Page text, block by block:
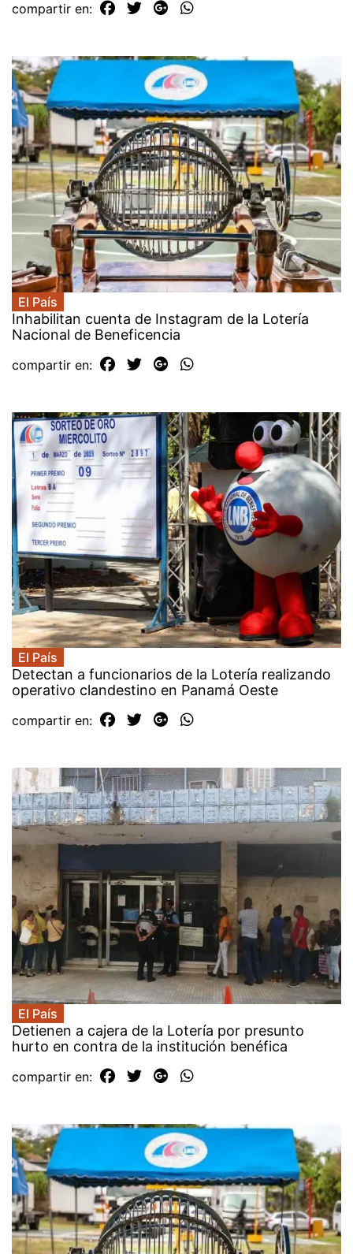
compartir en:
El País
Inhabilitan cuenta de Instagram de la Lotería
Nacional de Beneficencia
compartir en:
El País
Detectan a funcionarios de la Lotería realizando
operativo clandestino en Panamá Oeste
compartir en:
El País
Detienen a cajera de la Lotería por presunto
hurto en contra de la institución benéfica
compartir en: